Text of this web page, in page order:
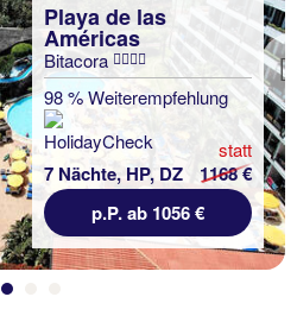
Playa de las
Américas
Bitacora
98 % Weiterempfehlung
7 Nächte, HP, DZ
statt
1168 €
p.P. ab 1056 €